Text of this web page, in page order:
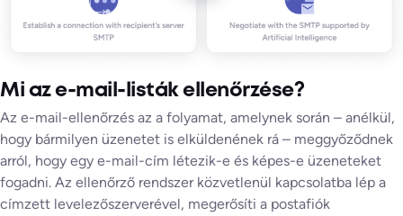
Mi az e-mail-listák ellenőrzése?
Az e-mail-ellenőrzés az a folyamat, amelynek során – anélkül,
hogy bármilyen üzenetet is elküldenének rá – meggyőződnek
arról, hogy egy e-mail-cím létezik-e és képes-e üzeneteket
fogadni. Az ellenőrző rendszer közvetlenül kapcsolatba lép a
címzett levelezőszerverével, megerősíti a postafiók